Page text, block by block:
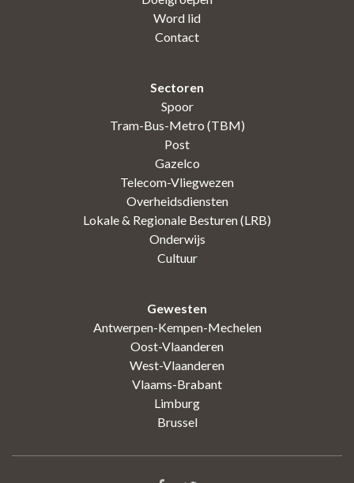
Word lid
Contact
Sectoren
Spoor
Tram-Bus-Metro (TBM)
Post
Gazelco
Telecom-Vliegwezen
Overheidsdiensten
Lokale & Regionale Besturen (LRB)
Onderwijs
Cultuur
Gewesten
Antwerpen-Kempen-Mechelen
Oost-Vlaanderen
West-Vlaanderen
Vlaams-Brabant
Limburg
Brussel